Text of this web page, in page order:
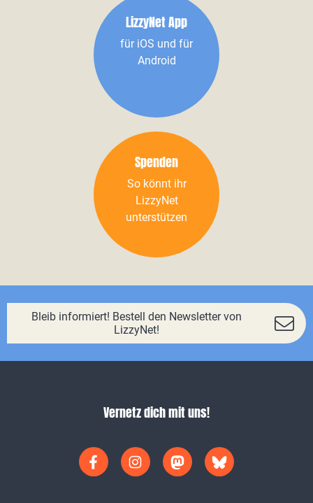
LizzyNet App
für iOS und für
Android
Spenden
So könnt ihr
LizzyNet
unterstützen
Bleib informiert! Bestell den Newsletter von
LizzyNet!
Vernetz dich mit uns!